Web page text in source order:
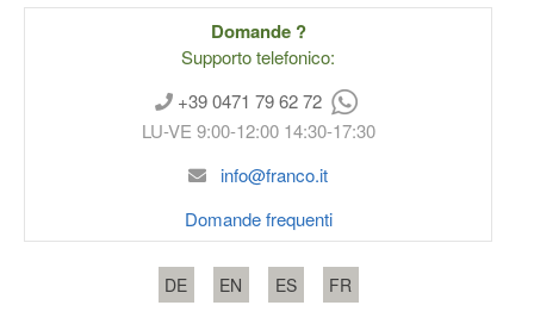
Domande ?
Supporto telefonico:
+39 0471 79 62 72
LU-VE 9:00-12:00 14:30-17:30
info@franco.it
Domande frequenti
DE EN ES FR